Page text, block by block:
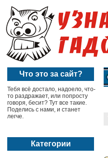
Что это за сайт?
Тебя всё достало, надоело, что-
то раздражает, или попросту
говоря, бесит? Тут все такие.
Поделись с нами, и станет
легче.
Категории